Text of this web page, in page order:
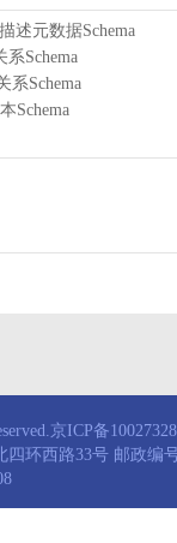
述元数据Schema
系Schema
系Schema
Schema
京ICP备
环西路33号 邮政编